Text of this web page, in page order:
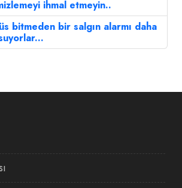
ihmal etmeyin..
bitmeden bir salgın alarmı daha